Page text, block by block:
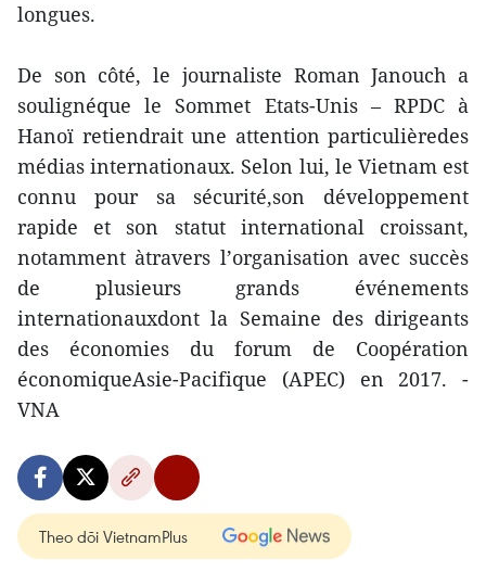
longues.
De son côté, le journaliste Roman Janouch a
soulignéque le Sommet Etats-Unis – RPDC à
Hanoï retiendrait une attention particulièredes
médias internationaux. Selon lui, le Vietnam est
connu pour sa sécurité,son développement
rapide et son statut international croissant,
notamment àtravers l’organisation avec succès
de plusieurs grands événements
internationauxdont la Semaine des dirigeants
des économies du forum de Coopération
économiqueAsie-Pacifique (APEC) en 2017. -
VNA
Theo dõi VietnamPlus